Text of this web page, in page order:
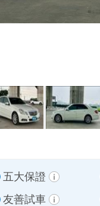
五大保證
友善試車